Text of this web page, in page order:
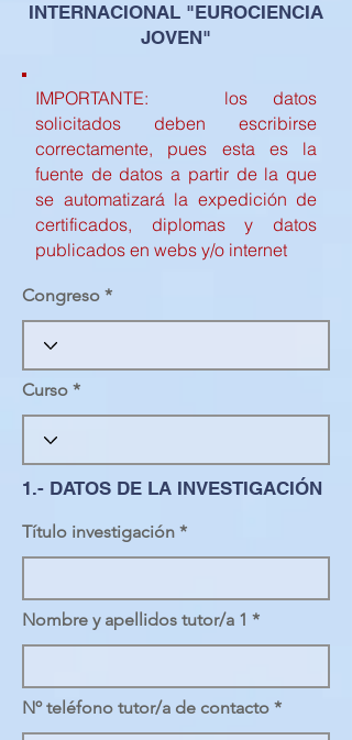
INTERNACIONAL "EUROCIENCIA
JOVEN"
IMPORTANTE: los datos
solicitados deben escribirse
correctamente, pues esta es la
fuente de datos a partir de la que
se automatizará la expedición de
certificados, diplomas y datos
publicados en webs y/o internet
Congreso
Curso
1.- DATOS DE LA INVESTIGACIÓN
Título investigación
Nombre y apellidos tutor/a 1
Nº teléfono tutor/a de contacto